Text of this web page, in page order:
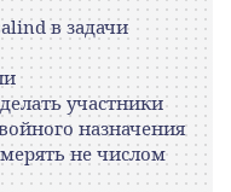
в задачи
участники
назначения
не числом